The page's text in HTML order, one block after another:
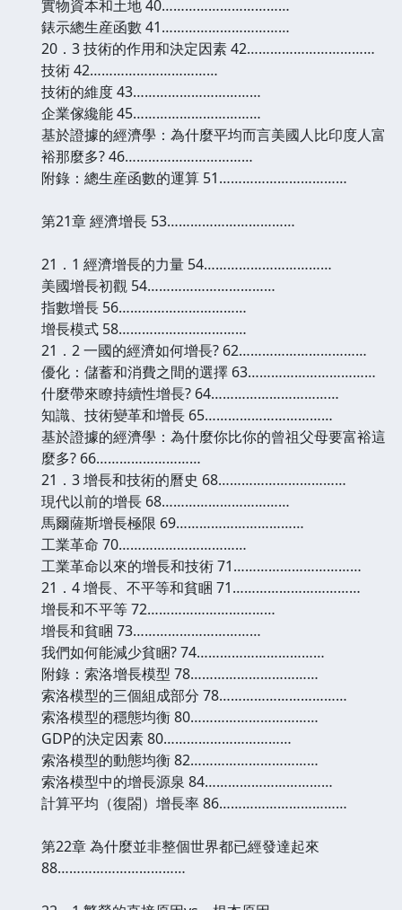
實物資本和土地 40……………………………
錶示總生産函數 41……………………………
20．3 技術的作用和決定因素 42……………………………
技術 42……………………………
技術的維度 43……………………………
企業傢纔能 45……………………………
基於證據的經濟學：為什麼平均而言美國人比印度人富
裕那麼多? 46……………………………
附錄：總生産函數的運算 51……………………………
第21章 經濟增長 53……………………………
21．1 經濟增長的力量 54……………………………
美國增長初觀 54……………………………
指數增長 56……………………………
增長模式 58……………………………
21．2 一國的經濟如何增長? 62……………………………
優化：儲蓄和消費之間的選擇 63……………………………
什麼帶來瞭持續性增長? 64……………………………
知識、技術變革和增長 65……………………………
基於證據的經濟學：為什麼你比你的曾祖父母要富裕這
麼多? 66………………………
21．3 增長和技術的曆史 68……………………………
現代以前的增長 68……………………………
馬爾薩斯增長極限 69……………………………
工業革命 70……………………………
工業革命以來的增長和技術 71……………………………
21．4 增長、不平等和貧睏 71……………………………
增長和不平等 72……………………………
增長和貧睏 73……………………………
我們如何能減少貧睏? 74……………………………
附錄：索洛增長模型 78……………………………
索洛模型的三個組成部分 78……………………………
索洛模型的穩態均衡 80……………………………
GDP的決定因素 80……………………………
索洛模型的動態均衡 82……………………………
索洛模型中的增長源泉 84……………………………
計算平均（復閤）增長率 86……………………………
第22章 為什麼並非整個世界都已經發達起來
88……………………………